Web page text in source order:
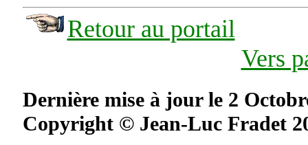
Retour au portail
Vers
Dernière mise à jour le 2
Copyright © Jean-Luc Fradet